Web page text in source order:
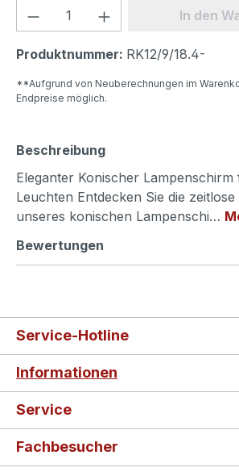
Produkt Anzahl: GibIn den
Produktnummer: RK12/9/18.4-
**Aufgrund von Neuberechnungen im
Endpreise möglich.
Beschreibung
Eleganter Konischer Lampenschirm
Leuchten Entdecken Sie die
unseres konischen Lampenschi…
Bewertungen
Service-Hotline
Informationen
Service
Fachbesucher